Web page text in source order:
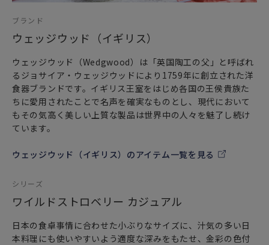
ブランド
ウェッジウッド（イギリス）
ウェッジウッド（Wedgwood）は「英国陶工の父」と呼ばれ
るジョサイア・ウェッジウッドにより1759年に創立された洋
食器ブランドです。イギリス王室をはじめ各国の王侯貴族た
ちに愛用されたことで名声を確実なものとし、現代において
もその気高く美しい上質な製品は世界中の人々を魅了し続け
ています。
ウェッジウッド（イギリス）のアイテム一覧を見る
シリーズ
ワイルドストロベリー カジュアル
日本の食卓事情に合わせた小ぶりなサイズに、汁気の多い日
本料理にも使いやすいよう適度な深みをもたせ、金彩の色付